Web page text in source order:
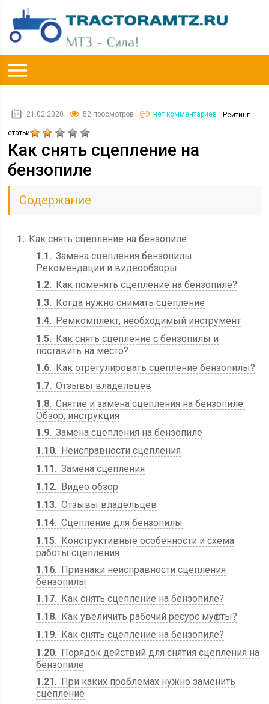
21.02.2020 52 просмотров нет комментариев Рейтинг
статьи
Как снять сцепление на
бензопиле
Содержание
1
Как снять сцепление на бензопиле
1.1
Замена сцепления бензопилы.
Рекомендации и видеообзоры
1.2
Как поменять сцепление на бензопиле?
1.3
Когда нужно снимать сцепление
1.4
Ремкомплект, необходимый инструмент
1.5
Как снять сцепление с бензопилы и
поставить на место?
1.6
Как отрегулировать сцепление бензопилы?
1.7 Отзывы владельцев
1.8 Снятие и замена сцепления на бензопиле.
Обзор, инструкция
1.9 Замена сцепления на бензопиле
1.10
Неисправности сцепления
1.11
Замена сцепления
1.12
Видео обзор
1.13 Отзывы владельцев
1.14 Сцепление для бензопилы
1.15
Конструктивные особенности и схема
работы сцепления
1.16
Признаки неисправности сцепления
бензопилы
1.17
Как снять сцепление на бензопиле?
1.18
Как увеличить рабочий ресурс муфты?
1.19
Как снять сцепление на бензопиле?
1.20
Порядок действий для снятия сцепления на
бензопиле
1.21
При каких проблемах нужно заменить
сцепление